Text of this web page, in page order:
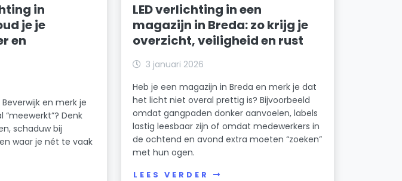
in
je je
en
en merk je
Denk
schaduw bij
waar je nét te vaak
LED verlichting in een
magazijn in Breda: zo krijg je
overzicht, veiligheid en rust
3 januari 2026
Heb je een magazijn in Breda en merk je dat
het licht niet overal prettig is? Bijvoorbeeld
omdat gangpaden donker aanvoelen, labels
lastig leesbaar zijn of omdat medewerkers in
de ochtend en avond extra moeten “zoeken”
met hun ogen.
LEES VERDER